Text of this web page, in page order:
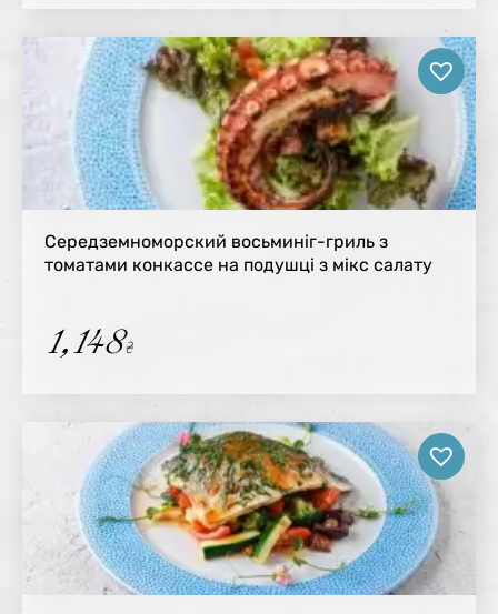
Середземноморский восьминіг-гриль з
томатами конкассе на подушці з мікс салату
1,148₴